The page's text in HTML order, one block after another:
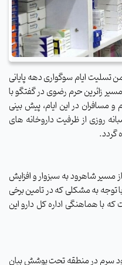
تسلیت ایام سوگواری دهه پایانی
مسیر زائرین حرم رضوی در گفتگو با
و مسافران در این ایام‌، پیش بینی
روزی از ظرفیت داروخانه های
گردد.
مسیر شاهرود به سبزوار و افزایش
توجه به مشکلی که در تامین برخی
با هماهنگی اداره کل دارو این
سرم در منطقه تحت پوشش بیان